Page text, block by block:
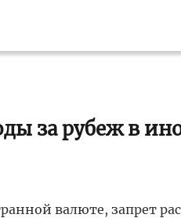
за рубеж в
валюте, запрет